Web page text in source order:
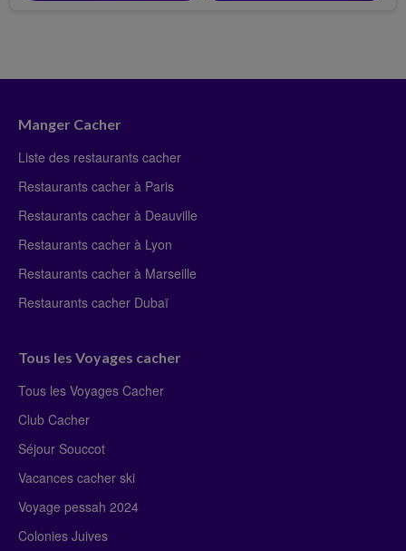
Manger Cacher
Liste des restaurants cacher
Restaurants cacher à Paris
Restaurants cacher à Deauville
Restaurants cacher à Lyon
Restaurants cacher à Marseille
Restaurants cacher Dubaï
Tous les Voyages cacher
Tous les Voyages Cacher
Club Cacher
Séjour Souccot
Vacances cacher ski
Voyage pessah 2024
Colonies Juives